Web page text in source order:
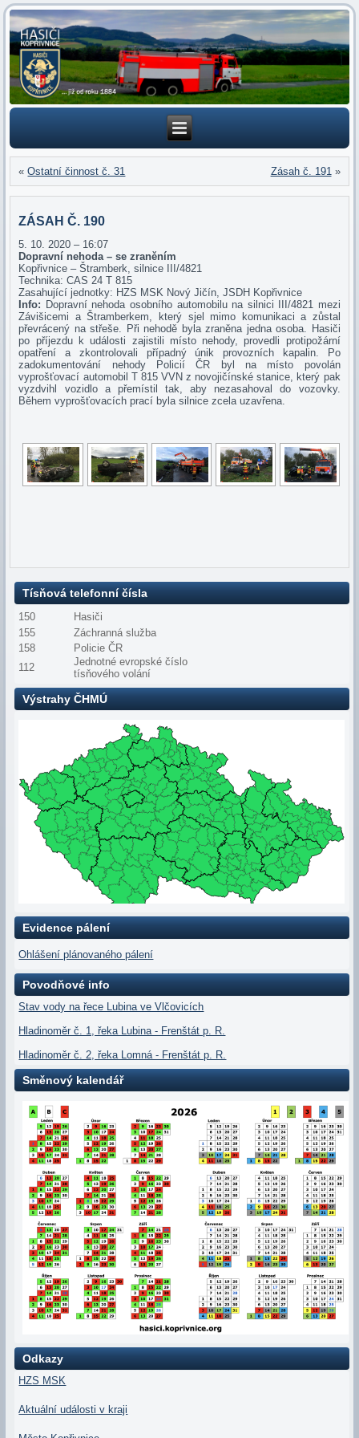
«Ostatní činnost č. 31 Zásah č. 191»
ZÁSAH Č. 190
5. 10. 2020 – 16:07
Dopravní nehoda – se zraněním
Kopřivnice – Štramberk, silnice III/4821
Technika: CAS 24 T 815
Zasahující jednotky: HZS MSK Nový Jičín, JSDH Kopřivnice
Info: Dopravní nehoda osobního automobilu na silnici III/4821 mezi
Závišicemi a Štramberkem, který sjel mimo komunikaci a zůstal
převrácený na střeše. Při nehodě byla zraněna jedna osoba. Hasiči
po příjezdu k události zajistili místo nehody, provedli protipožární
opatření a zkontrolovali případný únik provozních kapalin. Po
zadokumentování nehody Policií ČR byl na místo povolán
vyprošťovací automobil T 815 VVN z novojičínské stanice, který pak
vyzdvihl vozidlo a přemístil tak, aby nezasahoval do vozovky.
Během vyprošťovacích prací byla silnice zcela uzavřena.
Tísňová telefonní čísla
150
Hasiči
155
Záchranná služba
158
Policie ČR
112
Jednotné evropské číslo
tísňového volání
Výstrahy ČHMÚ
Evidence pálení
Ohlášení plánovaného pálení
Povodňové info
Stav vody na řece Lubina ve Vlčovicích
Hladinoměr č. 1, řeka Lubina - Frenštát p. R.
Hladinoměr č. 2, řeka Lomná - Frenštát p. R.
Směnový kalendář
Odkazy
HZS MSK
Aktuální události v kraji